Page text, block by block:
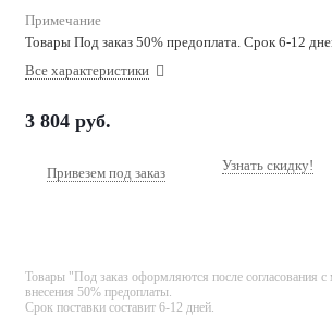
Примечание
Товары Под заказ 50% предоплата. Срок 6-12
Все характеристики
3 804 руб.
Привезем под заказ Узнать скидку!
Товары "Под заказ оформляются после согласования
внесения 50% предоплаты.
Срок поставки составит 6-12 дней.